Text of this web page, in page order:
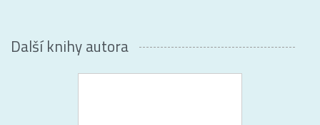
Další knihy autora